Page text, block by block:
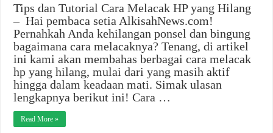
Tips dan Tutorial Cara Melacak HP yang Hilang
– Hai pembaca setia AlkisahNews.com!
Pernahkah Anda kehilangan ponsel dan bingung
bagaimana cara melacaknya? Tenang, di artikel
ini kami akan membahas berbagai cara melacak
hp yang hilang, mulai dari yang masih aktif
hingga dalam keadaan mati. Simak ulasan
lengkapnya berikut ini! Cara …
Read More »